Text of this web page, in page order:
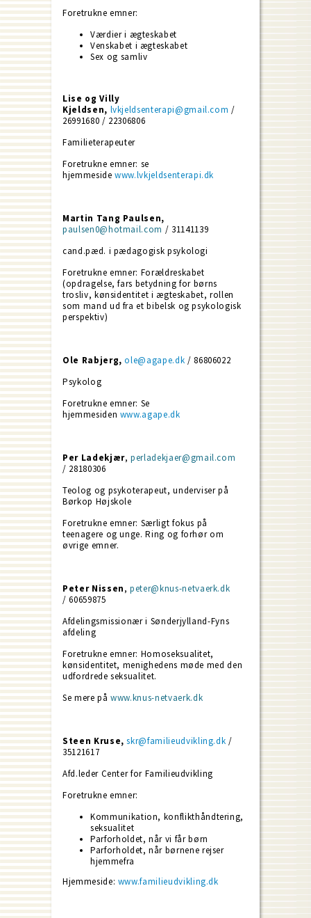
Foretrukne emner:
Værdier i ægteskabet
Venskabet i ægteskabet
Sex og samliv
Lise og Villy
Kjeldsen, lvkjeldsenterapi@gmail.com/
26991680 / 22306806
Familieterapeuter
Foretrukne emner: se
hjemmesidewww.lvkjeldsenterapi.dk
Martin Tang Paulsen,
paulsen0@hotmail.com / 31141139
cand.pæd. i pædagogisk psykologi
Foretrukne emner: Forældreskabet
(opdragelse, fars betydning for børns
trosliv, kønsidentitet i ægteskabet, rollen
som mand ud fra et bibelsk og psykologisk
perspektiv)
Ole Rabjerg,ole@agape.dk / 86806022
Psykolog
Foretrukne emner: Se
hjemmesiden www.agape.dk
Per Ladekjær,perladekjaer@gmail.com
/ 28180306
Teolog og psykoterapeut, underviser på
Børkop Højskole
Foretrukne emner: Særligt fokus på
teenagere og unge. Ring og forhør om
øvrige emner.
Peter Nissen,peter@knus-netvaerk.dk
/ 60659875
Afdelingsmissionær i Sønderjylland-Fyns
afdeling
Foretrukne emner: Homoseksualitet,
kønsidentitet, menighedens møde med den
udfordrede seksualitet.
Se mere påwww.knus-netvaerk.dk
Steen Kruse,skr@familieudvikling.dk /
35121617
Afd.leder Center for Familieudvikling
Foretrukne emner:
Kommunikation, konflikthåndtering,
seksualitet
Parforholdet, når vi får børn
Parforholdet, når børnene rejser
hjemmefra
Hjemmeside: www.familieudvikling.dk